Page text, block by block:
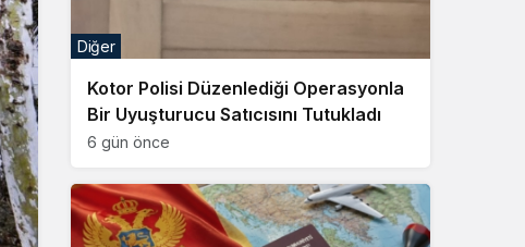
Kotor Polisi Düzenlediği Operasyonla
Bir Uyuşturucu Satıcısını Tutukladı
6 gün önce
Diğer